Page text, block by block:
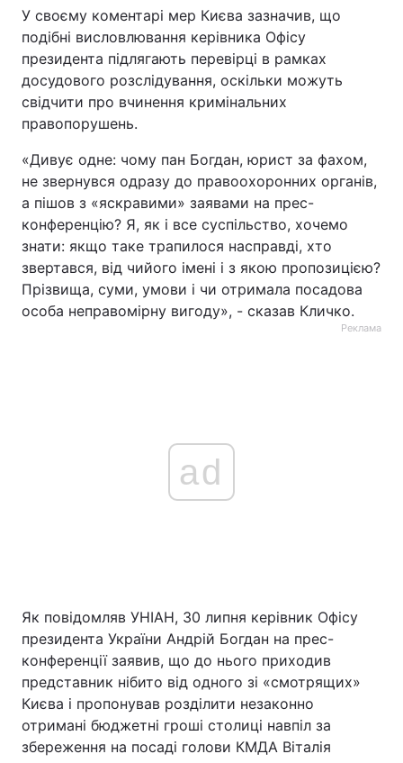
У своєму коментарі мер Києва зазначив, що
подібні висловлювання керівника Офісу
президента підлягають перевірці в рамках
досудового розслідування, оскільки можуть
свідчити про вчинення кримінальних
правопорушень.
«Дивує одне: чому пан Богдан, юрист за фахом,
не звернувся одразу до правоохоронних органів,
а пішов з «яскравими» заявами на прес-
конференцію? Я, як і все суспільство, хочемо
знати: якщо таке трапилося насправді, хто
звертався, від чийого імені і з якою пропозицією?
Прізвища, суми, умови і чи отримала посадова
особа неправомірну вигоду», - сказав Кличко.
Реклама
ad
Як повідомляв УНІАН, 30 липня керівник Офісу
президента України Андрій Богдан на прес-
конференції заявив, що до нього приходив
представник нібито від одного зі «смотрящих»
Києва і пропонував розділити незаконно
отримані бюджетні гроші столиці навпіл за
збереження на посаді голови КМДА Віталія